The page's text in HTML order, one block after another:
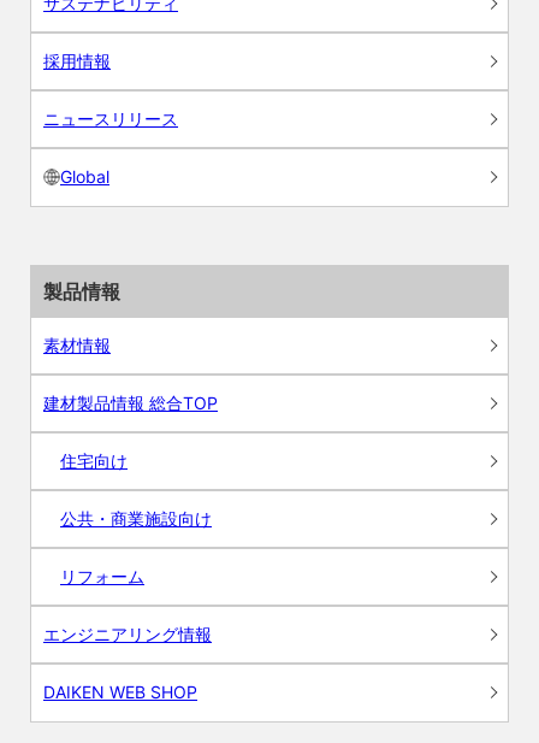
採用情報
ニュースリリース
Global
製品情報
素材情報
建材製品情報 総合TOP
住宅向け
公共・商業施設向け
リフォーム
エンジニアリング情報
DAIKEN WEB SHOP